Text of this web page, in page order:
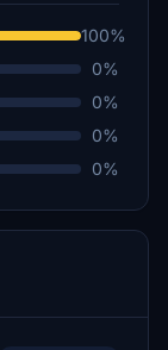
100%
0%
0%
0%
0%